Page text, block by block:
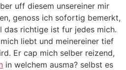
uff diesem unsereiner mir
genoss ich sofortig bemerkt,
das richtige ist fur jedes mich.
liebt und meinereiner tief
Er cap mich selber reizend,
in welchem ausma? selbst es